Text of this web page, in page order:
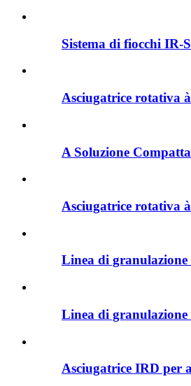
Sistema di fiocchi
Asciugatrice rotativa
A Soluzione
Asciugatrice rotativa
Linea di
Linea di
Asciugatrice IRD per